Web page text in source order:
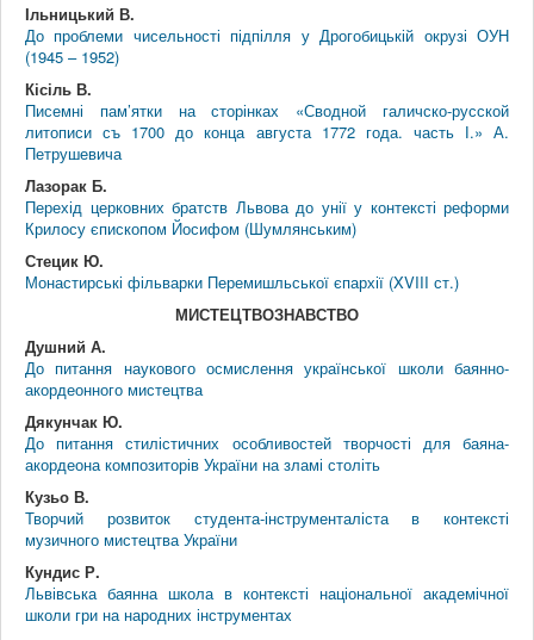
Ільницький В.
До проблеми чисельності підпілля у Дрогобицькій окрузі ОУН
(1945 – 1952)
Кісіль В.
Писемні пам’ятки на сторінках «Сводной галичско-русской
литописи съ 1700 до конца августа 1772 года. часть І.» А.
Петрушевича
Лазорак Б.
Перехід церковних братств Львова до унії у контексті реформи
Крилосу єпископом Йосифом (Шумлянським)
Стецик Ю.
Монастирські фільварки Перемишльської єпархії (XVIII ст.)
МИСТЕЦТВОЗНАВСТВО
Душний А.
До питання наукового осмислення української школи баянно-
акордеонного мистецтва
Дякунчак Ю.
До питання стилістичних особливостей творчості для баяна-
акордеона композиторів України на зламі століть
Кузьо В.
Творчий розвиток студента-інструменталіста в контексті
музичного мистецтва України
Кундис Р.
Львівська баянна школа в контексті національної академічної
школи гри на народних інструментах